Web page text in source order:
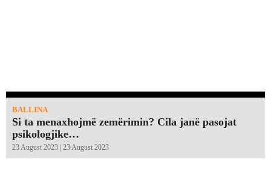
BALLINA
Si ta menaxhojmë zemërimin? Cila janë pasojat
psikologjike…
23 August 2023 | 23 August 2023